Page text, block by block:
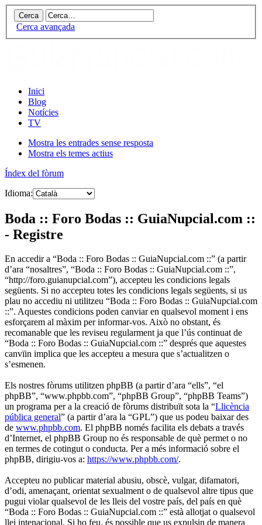
Cerca avançada
Inici
Blog
Notícies
TV
Mostra les entrades sense resposta
Mostra els temes actius
Índex del fòrum
Idioma:
Boda :: Foro Bodas :: GuiaNupcial.com ::
- Registre
En accedir a “Boda :: Foro Bodas :: GuiaNupcial.com ::” (a partir
d’ara “nosaltres”, “Boda :: Foro Bodas :: GuiaNupcial.com ::”,
“http://foro.guianupcial.com”), accepteu les condicions legals
següents. Si no accepteu totes les condicions legals següents, si us
plau no accediu ni utilitzeu “Boda :: Foro Bodas :: GuiaNupcial.com
::”. Aquestes condicions poden canviar en qualsevol moment i ens
esforçarem al màxim per informar-vos. Això no obstant, és
recomanable que les reviseu regularment ja que l’ús continuat de
“Boda :: Foro Bodas :: GuiaNupcial.com ::” després que aquestes
canvïin implica que les accepteu a mesura que s’actualitzen o
s’esmenen.
Els nostres fòrums utilitzen phpBB (a partir d’ara “ells”, “el
phpBB”, “www.phpbb.com”, “phpBB Group”, “phpBB Teams”)
un programa per a la creació de fòrums distribuït sota la “Llicència
pública general” (a partir d’ara la “GPL”) que us podeu baixar des
de www.phpbb.com. El phpBB només facilita els debats a través
d’Internet, el phpBB Group no és responsable de què permet o no
en termes de cotingut o conducta. Per a més informació sobre el
phpBB, dirigiu-vos a: https://www.phpbb.com/.
Accepteu no publicar material abusiu, obscè, vulgar, difamatori,
d’odi, amenaçant, orientat sexualment o de qualsevol altre tipus que
pugui violar qualsevol de les lleis del vostre país, del país en què
“Boda :: Foro Bodas :: GuiaNupcial.com ::” està allotjat o qualsevol
llei intenacional. Si ho feu, és possible que us expulsin de manera